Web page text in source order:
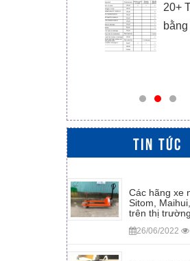
nâng 3.5 tấn
20+
TIN TỨC
Các hãng xe
Sitom,
trên thị
26/06/2022